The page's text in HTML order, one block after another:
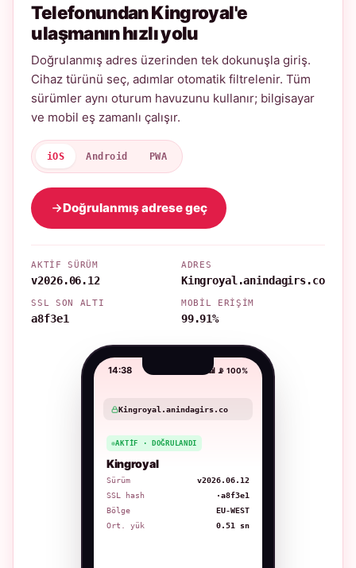
Telefonundan Kingroyal'e
ulaşmanın hızlı yolu
Doğrulanmış adres üzerinden tek dokunuşla giriş.
Cihaz türünü seç, adımlar otomatik filtrelenir. Tüm
sürümler aynı oturum havuzunu kullanır; bilgisayar
ve mobil eş zamanlı çalışır.
iOS Android PWA
Doğrulanmış adrese geç
AKTIF SÜRÜM
v2026.06.12
ADRES
Kingroyal.anindagirs.co
SSL SON ALTI
a8f3e1
MOBIL ERIŞIM
99.91%
14:38 📶 📡 100%
Kingroyal.anindagirs.co
AKTIF · DOĞRULANDI
Kingroyal
Sürüm
v2026.06.12
SSL hash
·a8f3e1
Bölge
EU-WEST
Ort. yük
0.51 sn